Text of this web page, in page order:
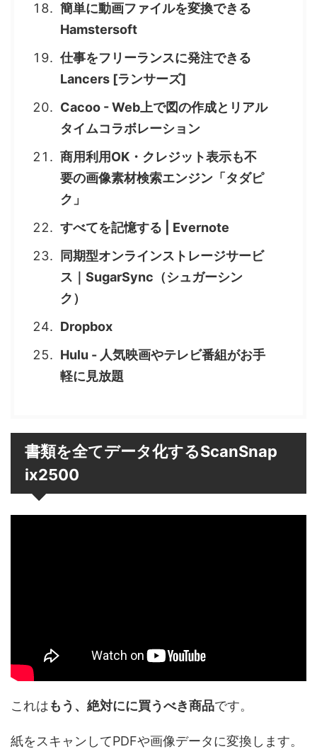
簡単に動画ファイルを変換できる
Hamstersoft
仕事をフリーランスに発注できる
Lancers [ランサーズ]
Cacoo - Web上で図の作成とリアル
タイムコラボレーション
商用利用OK・クレジット表示も不
要の画像素材検索エンジン「タダピ
ク」
すべてを記憶する | Evernote
同期型オンラインストレージサービ
ス｜SugarSync（シュガーシン
ク）
Dropbox
Hulu - 人気映画やテレビ番組がお手
軽に見放題
書類を全てデータ化するScanSnap
ix2500
これはもう、絶対にに買うべき商品です。
紙をスキャンしてPDFや画像データに変換します。